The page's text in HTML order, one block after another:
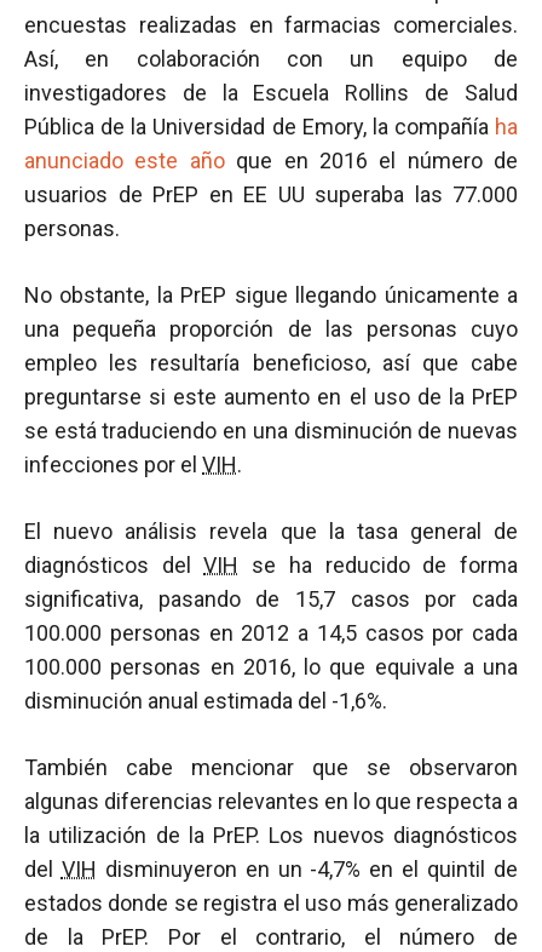
encuestas realizadas en farmacias comerciales.
Así, en colaboración con un equipo de
investigadores de la Escuela Rollins de Salud
Pública de la Universidad de Emory, la compañía ha
anunciado este añoque en 2016 el número de
usuarios de PrEP en EE UU superaba las 77.000
personas.
No obstante, la PrEP sigue llegando únicamente a
una pequeña proporción de las personas cuyo
empleo les resultaría beneficioso, así que cabe
preguntarse si este aumento en el uso de la PrEP
se está traduciendo en una disminución de nuevas
infecciones por el VIH.
El nuevo análisis revela que la tasa general de
diagnósticos delVIH
se ha reducido de forma
significativa, pasando de 15,7 casos por cada
100.000 personas en 2012 a 14,5 casos por cada
100.000 personas en 2016, lo que equivale a una
disminución anual estimada del -1,6%.
También cabe mencionar que se observaron
algunas diferencias relevantes en lo que respecta a
la utilización de la PrEP. Los nuevos diagnósticos
del VIH disminuyeron en un -4,7% en el quintil de
estados donde se registra el uso más generalizado
de la PrEP. Por el contrario, el número de